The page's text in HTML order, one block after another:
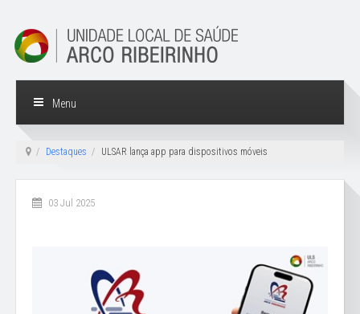
Menu
Destaques ULSAR lança app para dispositivos móveis
03 Jul 2025